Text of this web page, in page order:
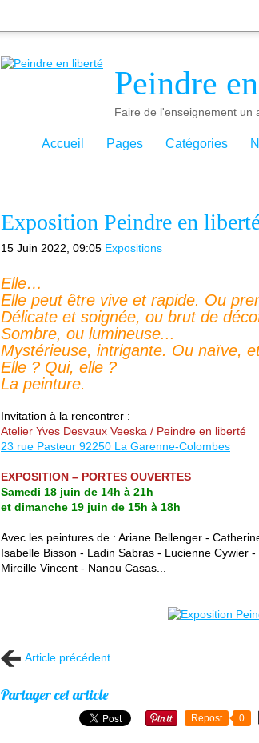
Peindre
Faire de l'enseignement un
Accueil Pages Catégories
Exposition Peindre en
15 Juin 2022, 09:05 Expositions
Elle…
Elle peut être vive et rapide. Ou
Délicate et soignée, ou brut de
Sombre, ou lumineuse...
Mystérieuse, intrigante. Ou naïve,
Elle ? Qui, elle ?
La peinture.
Invitation à la rencontrer :
Atelier Yves Desvaux Veeska / Peindre en liberté
23 rue Pasteur 92250 La Garenne-Colombes
EXPOSITION – PORTES OUVERTES
Samedi 18 juin de 14h à 21h
et dimanche 19 juin de 15h à 18h
Avec les peintures de : Ariane Bellenger -
Isabelle Bisson - Ladin Sabras - Lucienne Cywier
Mireille Vincent - Nanou Casas...
Article précédent
Partager cet article
Repost 0